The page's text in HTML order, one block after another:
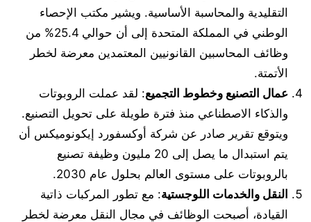
التقليدية والمحاسبة الأساسية. ويشير مكتب الإحصاء
الوطني في المملكة المتحدة إلى أن حوالي 25.4% من
وظائف المحاسبين القانونيين المعتمدين معرضة لخطر
الأتمتة.
عمال التصنيع وخطوط التجميع: لقد عملت الروبوتات
والذكاء الاصطناعي منذ فترة طويلة على تحويل التصنيع.
ويتوقع تقرير صادر عن شركة أوكسفورد إيكونوميكس أن
يتم استبدال ما يصل إلى 20 مليون وظيفة تصنيع
بالروبوتات على مستوى العالم بحلول عام 2030.
النقل والخدمات اللوجستية: مع تطور المركبات ذاتية
القيادة، أصبحت الوظائف في مجال النقل معرضة لخطر